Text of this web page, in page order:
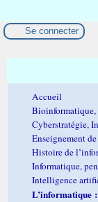
Se connecter
Accueil
Cyberstratégie,
Enseignement
Histoire de
Informatique,
Intelligence
L’informatique